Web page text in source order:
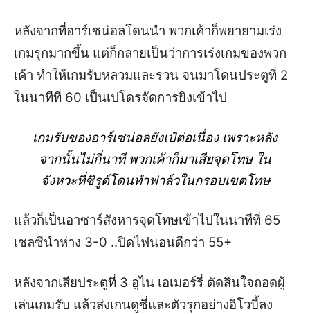
หลังจากที่อาร์เซน่อลโดนนำ พวกเค้าก็พยายามเร่ง
เกมรุกมากขึ้น แต่ก็กลายเป็นว่าการเร่งเกมของพวก
เค้า ทำให้เกมรับหลวมและรวน จนมาโดนประตูที่ 2
ในนาทีที่ 60 เป็นเปโดรจัดการยิงเข้าไป
เกมรับของอาร์เซน่อลยังเป๋ต่อเนื่อง เพราะหลัง
จากนั้นไม่กี่นาที พวกเค้าก็มาเสียจุดโทษ ใน
จังหวะที่ชิรูด์โดนทำฟาล์วในกรอบเขตโทษ
แล้วก็เป็นอาซาร์สังหารจุดโทษเข้าไปในนาทีที่ 65
เชลซีนำห่าง 3-0 ..ปิดไฟนอนดีกว่า 55+
หลังจากเสียประตูที่ 3 อูไน เอเมอร์รี่ ตัดสินใจถอดผู้
เล่นเกมรับ แล้วส่งเกนดูซี่และตัวรุกอย่างอิโวบี้ลง